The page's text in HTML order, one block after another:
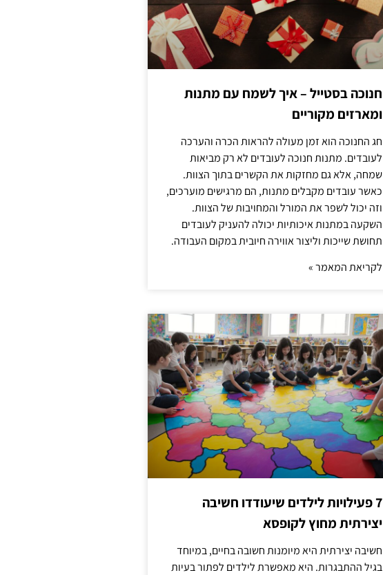
חנוכה בסטייל – איך לשמח עם מתנות
ומארזים מקוריים
חג החנוכה הוא זמן מעולה להראות הכרה והערכה
לעובדים. מתנות חנוכה לעובדים לא רק מביאות
שמחה, אלא גם מחזקות את הקשרים בתוך הצוות.
כאשר עובדים מקבלים מתנות, הם מרגישים מוערכים,
וזה יכול לשפר את המורל והמחויבות של הצוות.
השקעה במתנות איכותיות יכולה להעניק לעובדים
תחושת שייכות וליצור אווירה חיובית במקום העבודה.
לקריאת המאמר »
7 פעילויות לילדים שיעודדו חשיבה
יצירתית מחוץ לקופסא
חשיבה יצירתית היא מיומנות חשובה בחיים, במיוחד
בגיל ההתבגרות. היא מאפשרת לילדים לפתור בעיות